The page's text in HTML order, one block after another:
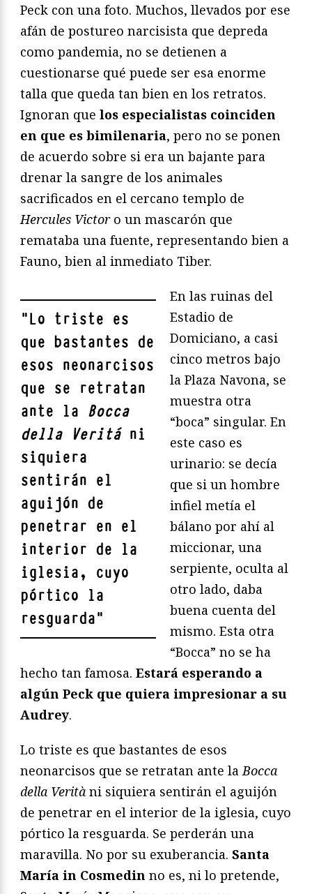
Peck con una foto. Muchos, llevados por ese
afán de postureo narcisista que depreda
como pandemia, no se detienen a
cuestionarse qué puede ser esa enorme
talla que queda tan bien en los retratos.
Ignoran que los especialistas coinciden
en que es bimilenaria, pero no se ponen
de acuerdo sobre si era un bajante para
drenar la sangre de los animales
sacrificados en el cercano templo de
Hercules Victoro un mascarón que
remataba una fuente, representando bien a
Fauno, bien al inmediato Tiber.
"Lo triste es
que bastantes de
esos neonarcisos
que se retratan
ante la Bocca
della Veritàni
siquiera
sentirán el
aguijón de
penetrar en el
interior de la
iglesia, cuyo
pórtico la
resguarda"
En las ruinas del
Estadio de
Domiciano, a casi
cinco metros bajo
la Plaza Navona, se
muestra otra
“boca” singular. En
este caso es
urinario: se decía
que si un hombre
infiel metía el
bálano por ahí al
miccionar, una
serpiente, oculta al
otro lado, daba
buena cuenta del
mismo. Esta otra
“Bocca” no se ha
hecho tan famosa. Estará esperando a
algún Peck que quiera impresionar a su
Audrey.
Lo triste es que bastantes de esos
neonarcisos que se retratan ante la Bocca
della Verità ni siquiera sentirán el aguijón
de penetrar en el interior de la iglesia, cuyo
pórtico la resguarda. Se perderán una
maravilla. No por su exuberancia. Santa
María in Cosmedin no es, ni lo pretende,